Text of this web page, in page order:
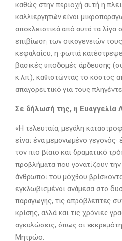
καθώς στην περιοχή αυτή η
καλλιεργητών είναι
αποκλειστικά από αυτά τα λίγα
επιβίωση των οικογενειών
κεφαλαίου, η φωτιά
βασικές υποδομές άρδευσης
κ.λπ.), καθιστώντας το κόστος
απαγορευτικό για τους
Σε δήλωσή της, η Ευαγγελία
«Η τελευταία, μεγάλη
είναι ένα μεμονωμένο γεγονός·
τον πιο βίαιο και δραματικό
προβλήματα που γονατίζουν
άνθρωποι του μόχθου
εγκλωβισμένοι ανάμεσα στο
παραγωγής, τις απρόβλεπτες
κρίσης, αλλά και τις χρόνιες
αγκυλώσεις, όπως οι
Μητρώο.